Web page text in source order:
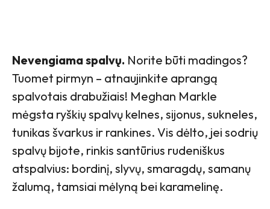
Nevengiama spalvų. Norite būti madingos?
Tuomet pirmyn – atnaujinkite aprangą
spalvotais drabužiais! Meghan Markle
mėgsta ryškių spalvų kelnes, sijonus, sukneles,
tunikas švarkus ir rankines. Vis dėlto, jei sodrių
spalvų bijote, rinkis santūrius rudeniškus
atspalvius: bordinį, slyvų, smaragdų, samanų
žalumą, tamsiai mėlyną bei karamelinę.